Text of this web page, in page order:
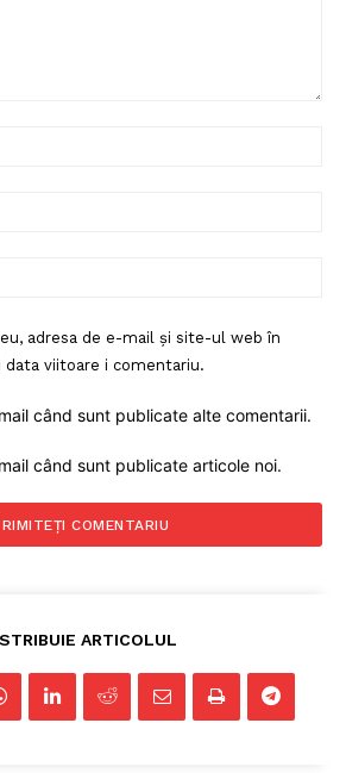
adresa de e-mail și site-ul web în
viitoare i comentariu.
când sunt publicate alte comentarii.
când sunt publicate articole noi.
ARTICOLUL